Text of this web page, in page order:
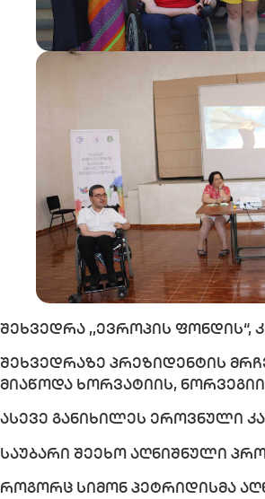
შეხვედრა ,,ევროპის
შეხვედრაზე პრეზიდენტის
მიაწოდა ხორვატიის,
ასევე განიხილეს ეროვნული
საუბარი შეეხო აღნიშნული
როგორც სიმონ პეტრიდისმა